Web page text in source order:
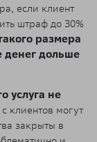
если клиент
штраф до 30%
размера
денег дольше
услуга не
клиентов могут
закрыты в